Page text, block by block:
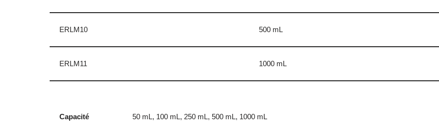
ERLM10 500 mL
ERLM11 1000 mL
Capacité 50 mL, 100 mL, 250 mL, 500 mL, 1000 mL